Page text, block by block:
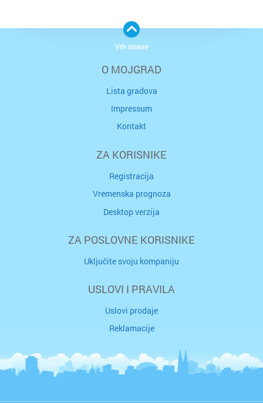
O MOJGRAD
Lista gradova
Impressum
Kontakt
ZA KORISNIKE
Registracija
Vremenska prognoza
Desktop verzija
ZA POSLOVNE KORISNIKE
Uključite svoju kompaniju
USLOVI I PRAVILA
Uslovi prodaje
Reklamacije
Vrh strane